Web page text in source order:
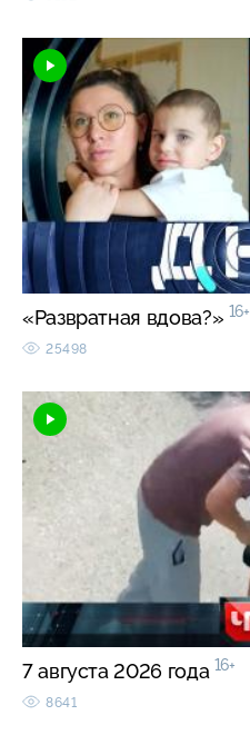
«Развратная вдова?» 16+
25498
7 августа 2026 года 16+
8641